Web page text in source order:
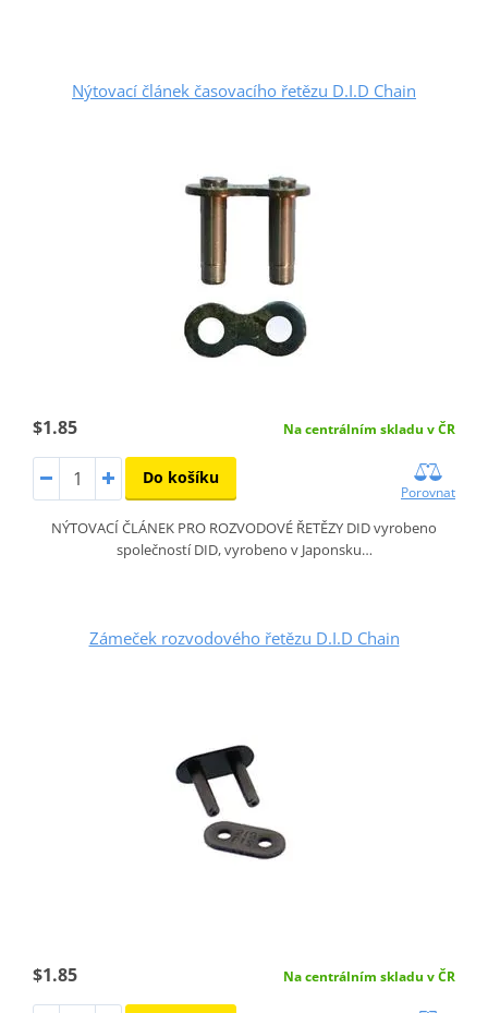
Nýtovací článek časovacího řetězu D.I.D Chain
$1.85 Na centrálním skladu v ČR
Do košíku
Porovnat
NÝTOVACÍ ČLÁNEK PRO ROZVODOVÉ ŘETĚZY DID vyrobeno
společností DID, vyrobeno v Japonsku…
Zámeček rozvodového řetězu D.I.D Chain
$1.85 Na centrálním skladu v ČR